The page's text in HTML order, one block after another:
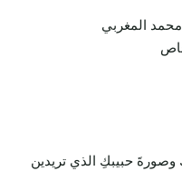
المغربي
حبيبكِ الذي تريدين